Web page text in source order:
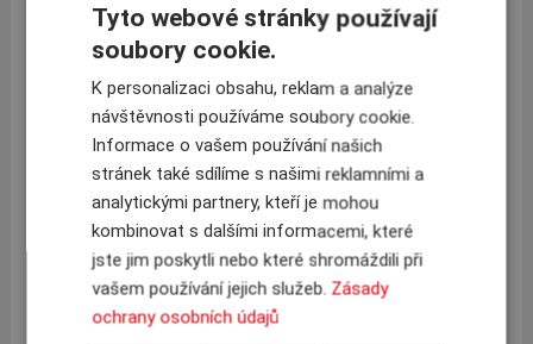
partners and connect them to this program.
Support Ukraine! Support peace, freedom, truth,
democracy in the struggle.
Glory to Ukraine!
#standforukraine #supportukraine #glorytoukraine
Insurance Business Association
General director
Vyacheslav Chernyakhovsky
League of Insurance Organizations of Ukraine
President
Oleksandr Filoniuk
Kharkiv Union of Insurers
President
Tyto webové stránky používají
soubory cookie.
K personalizaci obsahu, reklam a analýze
návštěvnosti používáme soubory cookie.
Informace o vašem používání našich
stránek také sdílíme s našimi reklamními a
analytickými partnery, kteří je mohou
kombinovat s dalšími informacemi, které
jste jim poskytli nebo které shromáždili při
vašem používání jejich služeb. Zásady
ochrany osobních údajů